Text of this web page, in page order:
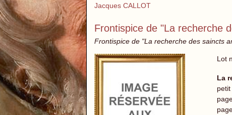
Jacques CALLOT
Frontispice de "La recherche
Frontispice de "La recherche des saincts
Lot
La